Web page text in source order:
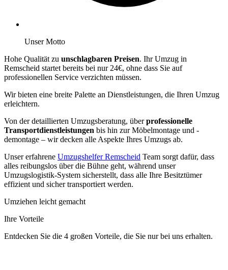
Unser Motto
Hohe Qualität zu unschlagbaren Preisen. Ihr Umzug in
Remscheid startet bereits bei nur 24€, ohne dass Sie auf
professionellen Service verzichten müssen.
Wir bieten eine breite Palette an Dienstleistungen, die Ihren Umzug
erleichtern.
Von der detaillierten Umzugsberatung, überprofessionelle
Transportdienstleistungen bis hin zur Möbelmontage und -
demontage – wir decken alle Aspekte Ihres Umzugs ab.
Unser erfahrene Umzugshelfer Remscheid Team sorgt dafür, dass
alles reibungslos über die Bühne geht, während unser
Umzugslogistik-System sicherstellt, dass alle Ihre Besitztümer
effizient und sicher transportiert werden.
Umziehen leicht gemacht
Ihre Vorteile
Entdecken Sie die 4 großen Vorteile, die Sie nur bei uns erhalten.